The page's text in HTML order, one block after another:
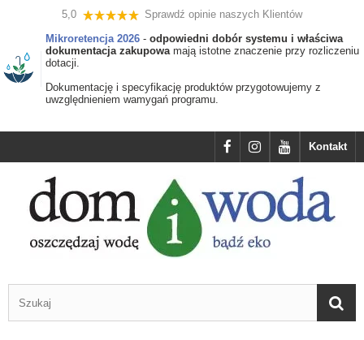
5,0
Sprawdź opinie naszych Klientów
Mikroretencja 2026 - odpowiedni dobór systemu i właściwa
dokumentacja zakupowamają istotne znaczenie przy rozliczeniu
dotacji.
Dokumentację i specyfikację produktów przygotowujemy z
uwzględnieniem wamygań programu.
Kontakt